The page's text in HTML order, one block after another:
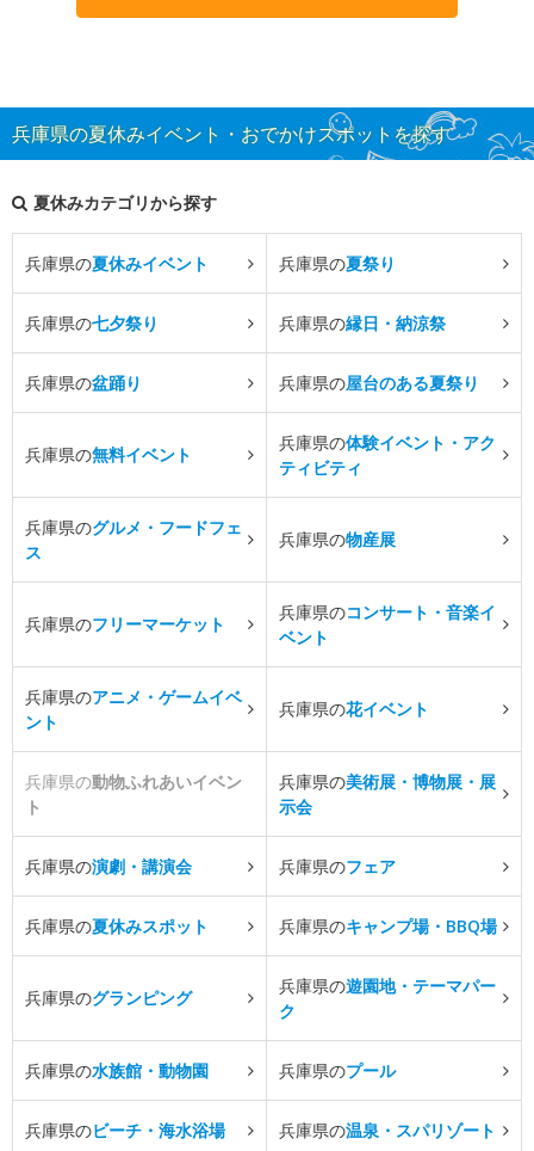
兵庫県の夏休みイベント・おでかけスポットを探す
夏休みカテゴリから探す
兵庫県の夏休みイベント 兵庫県の夏祭り
兵庫県の七夕祭り 兵庫県の縁日・納涼祭
兵庫県の盆踊り 兵庫県の屋台のある夏祭り
兵庫県の無料イベント
兵庫県の体験イベント・アク
ティビティ
兵庫県のグルメ・フードフェ
ス
兵庫県の物産展
兵庫県のフリーマーケット
兵庫県のコンサート・音楽イ
ベント
兵庫県のアニメ・ゲームイベ
ント
兵庫県の花イベント
兵庫県の動物ふれあいイベン
ト
兵庫県の美術展・博物展・展
示会
兵庫県の演劇・講演会 兵庫県のフェア
兵庫県の夏休みスポット 兵庫県のキャンプ場・BBQ場
兵庫県のグランピング
兵庫県の遊園地・テーマパー
ク
兵庫県の水族館・動物園 兵庫県のプール
兵庫県のビーチ・海水浴場 兵庫県の温泉・スパリゾート